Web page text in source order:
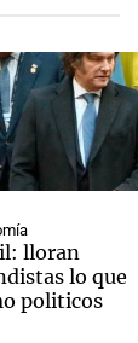
lloran
lo que
politicos